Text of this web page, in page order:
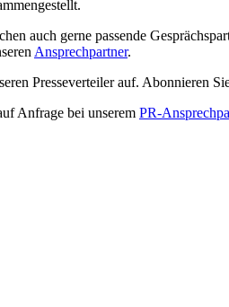
auch gerne passende
Ansprechpartner.
Presseverteiler auf. Abonnieren
Anfrage bei unserem PR-